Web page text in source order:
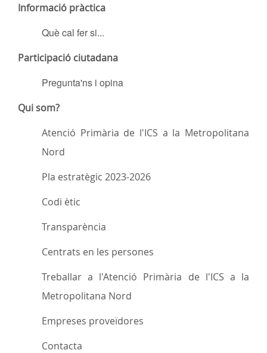
Informació pràctica
Què cal fer si...
Participació ciutadana
Pregunta'ns i opina
Qui som?
Atenció Primària de l'ICS a la Metropolitana
Nord
Pla estratègic 2023-2026
Codi ètic
Transparència
Centrats en les persones
Treballar a l'Atenció Primària de l'ICS a la
Metropolitana Nord
Empreses proveïdores
Contacta